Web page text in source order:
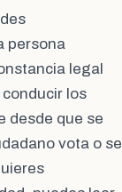
persona
legal
los
desde que se
vota o se